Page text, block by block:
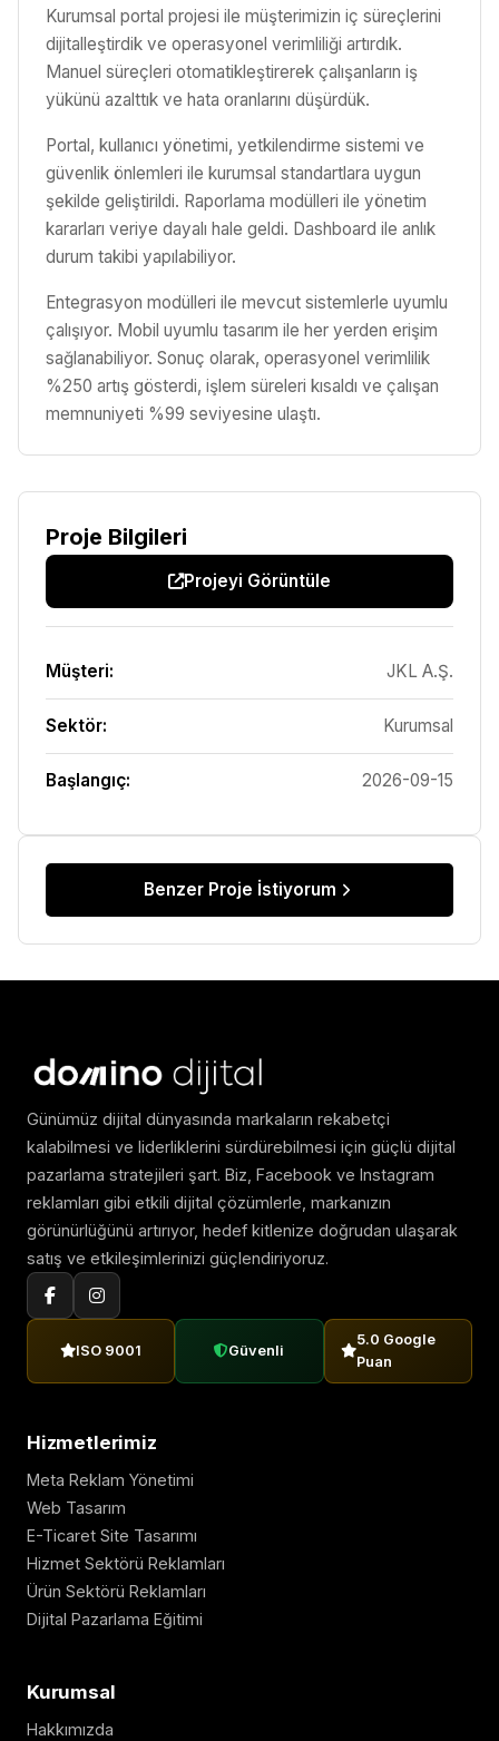
Kurumsal portal projesi ile müşterimizin iç süreçlerini
dijitalleştirdik ve operasyonel verimliliği artırdık.
Manuel süreçleri otomatikleştirerek çalışanların iş
yükünü azalttık ve hata oranlarını düşürdük.
Portal, kullanıcı yönetimi, yetkilendirme sistemi ve
güvenlik önlemleri ile kurumsal standartlara uygun
şekilde geliştirildi. Raporlama modülleri ile yönetim
kararları veriye dayalı hale geldi. Dashboard ile anlık
durum takibi yapılabiliyor.
Entegrasyon modülleri ile mevcut sistemlerle uyumlu
çalışıyor. Mobil uyumlu tasarım ile her yerden erişim
sağlanabiliyor. Sonuç olarak, operasyonel verimlilik
%250 artış gösterdi, işlem süreleri kısaldı ve çalışan
memnuniyeti %99 seviyesine ulaştı.
Proje Bilgileri
Projeyi Görüntüle
Müşteri: JKL A.Ş.
Sektör: Kurumsal
Başlangıç: 2026-09-15
Benzer Proje İstiyorum
Günümüz dijital dünyasında markaların rekabetçi
kalabilmesi ve liderliklerini sürdürebilmesi için güçlü dijital
pazarlama stratejileri şart. Biz, Facebook ve Instagram
reklamları gibi etkili dijital çözümlerle, markanızın
görünürlüğünü artırıyor, hedef kitlenize doğrudan ulaşarak
satış ve etkileşimlerinizi güçlendiriyoruz.
ISO 9001 Güvenli
5.0 Google
Puan
Hizmetlerimiz
Meta Reklam Yönetimi
Web Tasarım
E-Ticaret Site Tasarımı
Hizmet Sektörü Reklamları
Ürün Sektörü Reklamları
Dijital Pazarlama Eğitimi
Kurumsal
Hakkımızda